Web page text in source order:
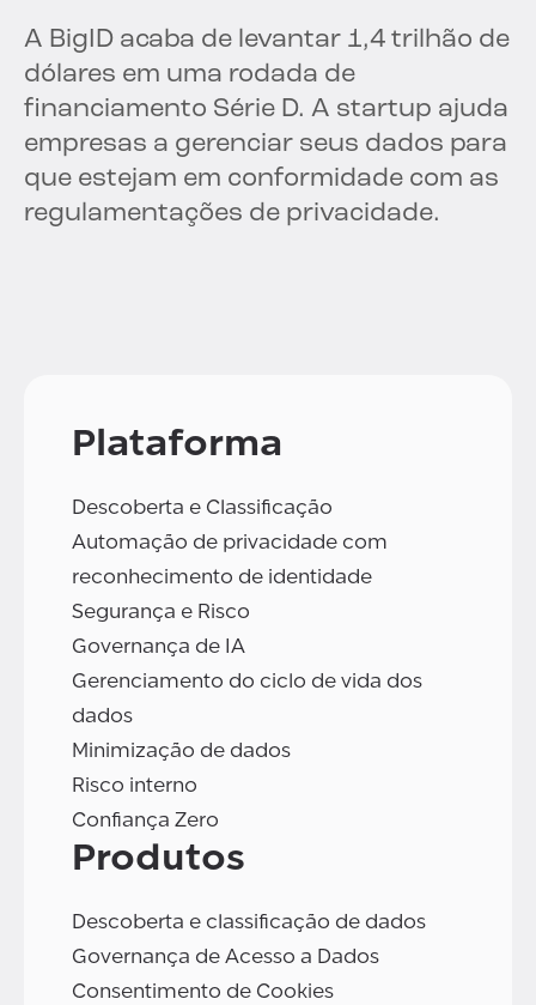
A BigID acaba de levantar 1,4 trilhão de
dólares em uma rodada de
financiamento Série D. A startup ajuda
empresas a gerenciar seus dados para
que estejam em conformidade com as
regulamentações de privacidade.
Plataforma
Descoberta e Classificação
Automação de privacidade com
reconhecimento de identidade
Segurança e Risco
Governança de IA
Gerenciamento do ciclo de vida dos
dados
Minimização de dados
Risco interno
Confiança Zero
Produtos
Descoberta e classificação de dados
Governança de Acesso a Dados
Consentimento de Cookies